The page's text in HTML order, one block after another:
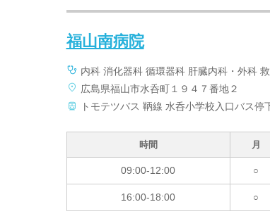
福山南病院
内科 消化器科 循環器科 肝臓内科・外科
広島県福山市水呑町１９４７番地２
トモテツバス 鞆線 水呑小学校入口バス停
時間 月
09:00-12:00 ○
16:00-18:00 ○